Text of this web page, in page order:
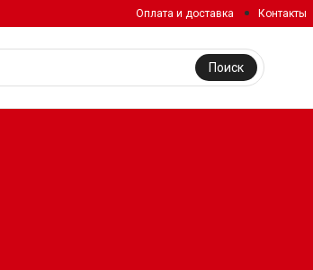
Оплата и доставка Контакты
Поиск